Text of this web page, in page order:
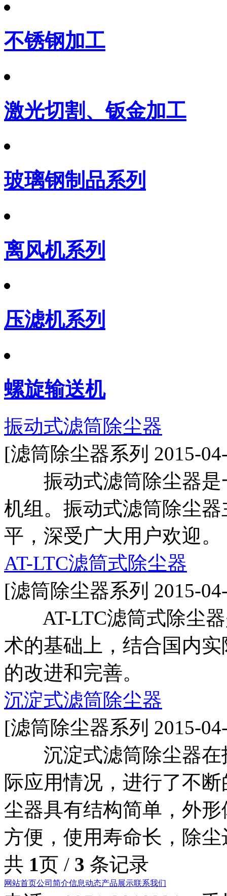
不锈钢加工
激光切割、钣金加工
玻璃钢制品系列
离风机系列
压滤机系列
螺旋输送机
振动式滤筒除尘器
[滤筒除尘器系列 2015-
振动式滤筒除尘器是
机组。振动式滤筒除尘
平，深受广大用户欢迎。
AT-LTC滤筒式除尘器
[滤筒除尘器系列 2015-
AT-LTC滤筒式除尘器
术的基础上，结合国内
的改进和完善。
沉淀式滤筒除尘器
[滤筒除尘器系列 2015-
沉淀式滤筒除尘器在
际应用情况，进行了不
尘器具有结构简单，外
方便，使用寿命长，除尘
共 1页 / 3 条记录
网站首页公司简介信息动态产品展示联系我们